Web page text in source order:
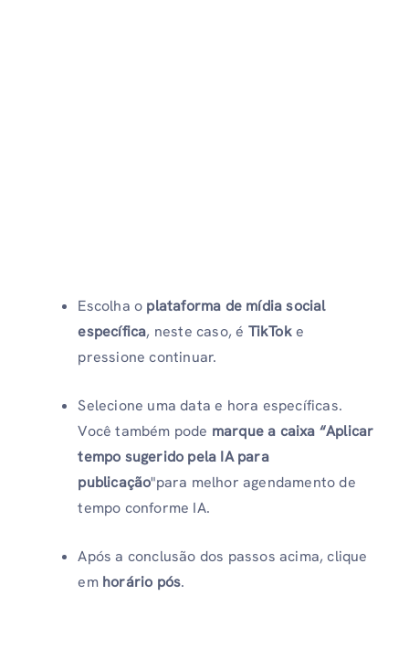
Escolha o plataforma de mídia social
específica, neste caso, é TikToke
pressione continuar.
Selecione uma data e hora específicas.
Você também pode marque a caixa “Aplicar
tempo sugerido pela IA para
publicação"para melhor agendamento de
tempo conforme IA.
Após a conclusão dos passos acima, clique
em horário pós.